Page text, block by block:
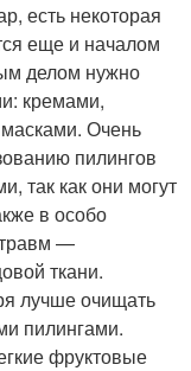
есть некоторая
еще и началом
делом нужно
кремами,
Очень
пилингов
так как они могут
в особо
—
ткани.
лучше очищать
пилингами.
фруктовые